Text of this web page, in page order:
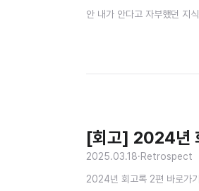
안 내가 안다고 자부했던 지
[회고] 2024년
2025.03.18·Retrospect
2024년 회고록 2편 바로가